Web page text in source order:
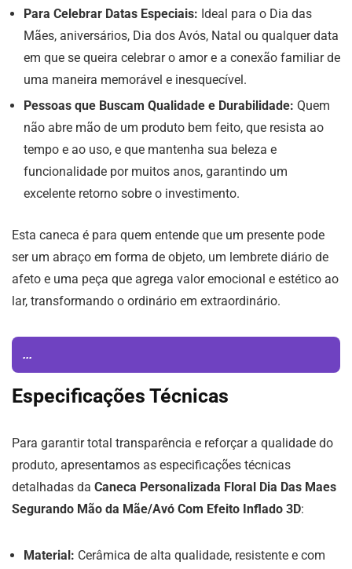
Para Celebrar Datas Especiais: Ideal para o Dia das
Mães, aniversários, Dia dos Avós, Natal ou qualquer data
em que se queira celebrar o amor e a conexão familiar de
uma maneira memorável e inesquecível.
Pessoas que Buscam Qualidade e Durabilidade: Quem
não abre mão de um produto bem feito, que resista ao
tempo e ao uso, e que mantenha sua beleza e
funcionalidade por muitos anos, garantindo um
excelente retorno sobre o investimento.
Esta caneca é para quem entende que um presente pode
ser um abraço em forma de objeto, um lembrete diário de
afeto e uma peça que agrega valor emocional e estético ao
lar, transformando o ordinário em extraordinário.
...
Especificações Técnicas
Para garantir total transparência e reforçar a qualidade do
produto, apresentamos as especificações técnicas
detalhadas da Caneca Personalizada Floral Dia Das Maes
Segurando Mão da Mãe/Avó Com Efeito Inflado 3D:
Material: Cerâmica de alta qualidade, resistente e com